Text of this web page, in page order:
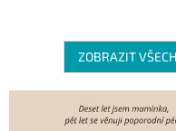
ZOBRAZIT